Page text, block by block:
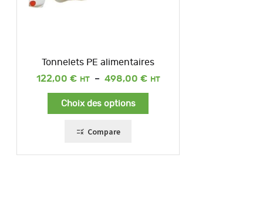
Tonnelets PE alimentaires
122,00 € – 498,00 €
Plage
Choix des options
Compare